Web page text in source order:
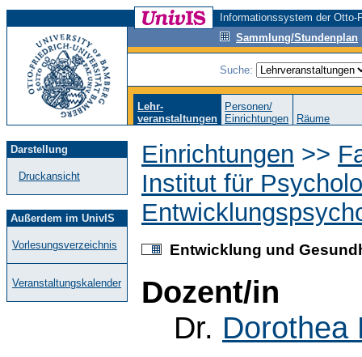
Informationssystem der
Sammlung/Stundenplan
Suche:
Lehr-
veranstaltungen
Personen/
Einrichtungen
Räume
Darstellung
Druckansicht
Außerdem im UnivIS
Vorlesungsverzeichnis
Veranstaltungskalender
Einrichtungen >>
Institut für
Entwicklung und
Dozent/in
Dr. Dorothea